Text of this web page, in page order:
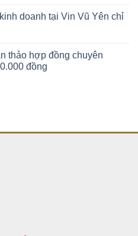
doanh tại Vin Vũ Yên chỉ
thảo hợp đồng chuyên
đồng